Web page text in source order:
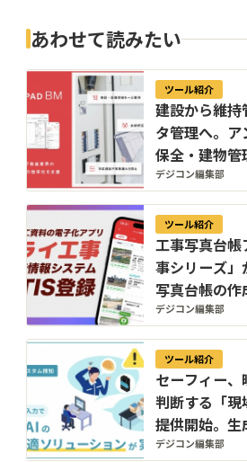
あわせて読みたい
ツール紹介
建設から維持
タ管理へ。
保全・建物管
「ANDPAD
デジコン編集部
ツール紹介
工事写真台
事シリーズ」
写真台帳の
から45分へ短
デジコン編集部
ツール紹介
セーフィー
判断する「現
提供開始。生
し、過去映
デジコン編集部